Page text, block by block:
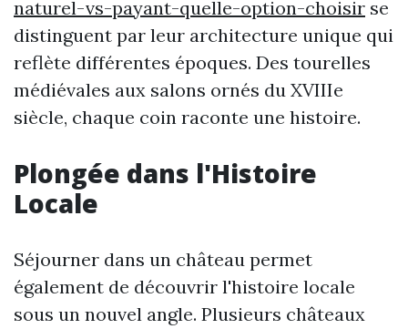
naturel-vs-payant-quelle-option-choisir se
distinguent par leur architecture unique qui
reflète différentes époques. Des tourelles
médiévales aux salons ornés du XVIIIe
siècle, chaque coin raconte une histoire.
Plongée dans l'Histoire
Locale
Séjourner dans un château permet
également de découvrir l'histoire locale
sous un nouvel angle. Plusieurs châteaux